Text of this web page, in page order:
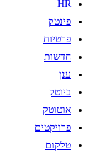
HR
פינטק
פרטיות
חדשות
ענן
ביוטק
אוטוטק
פרויקטים
טלקום